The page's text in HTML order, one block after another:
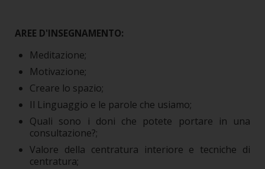
AREE D'INSEGNAMENTO:
Meditazione;
Motivazione;
Creare lo spazio;
Il Linguaggio e le parole che usiamo;
Quali sono i doni che potete portare in una
consultazione?;
Valore della centratura interiore e tecniche di
centratura;